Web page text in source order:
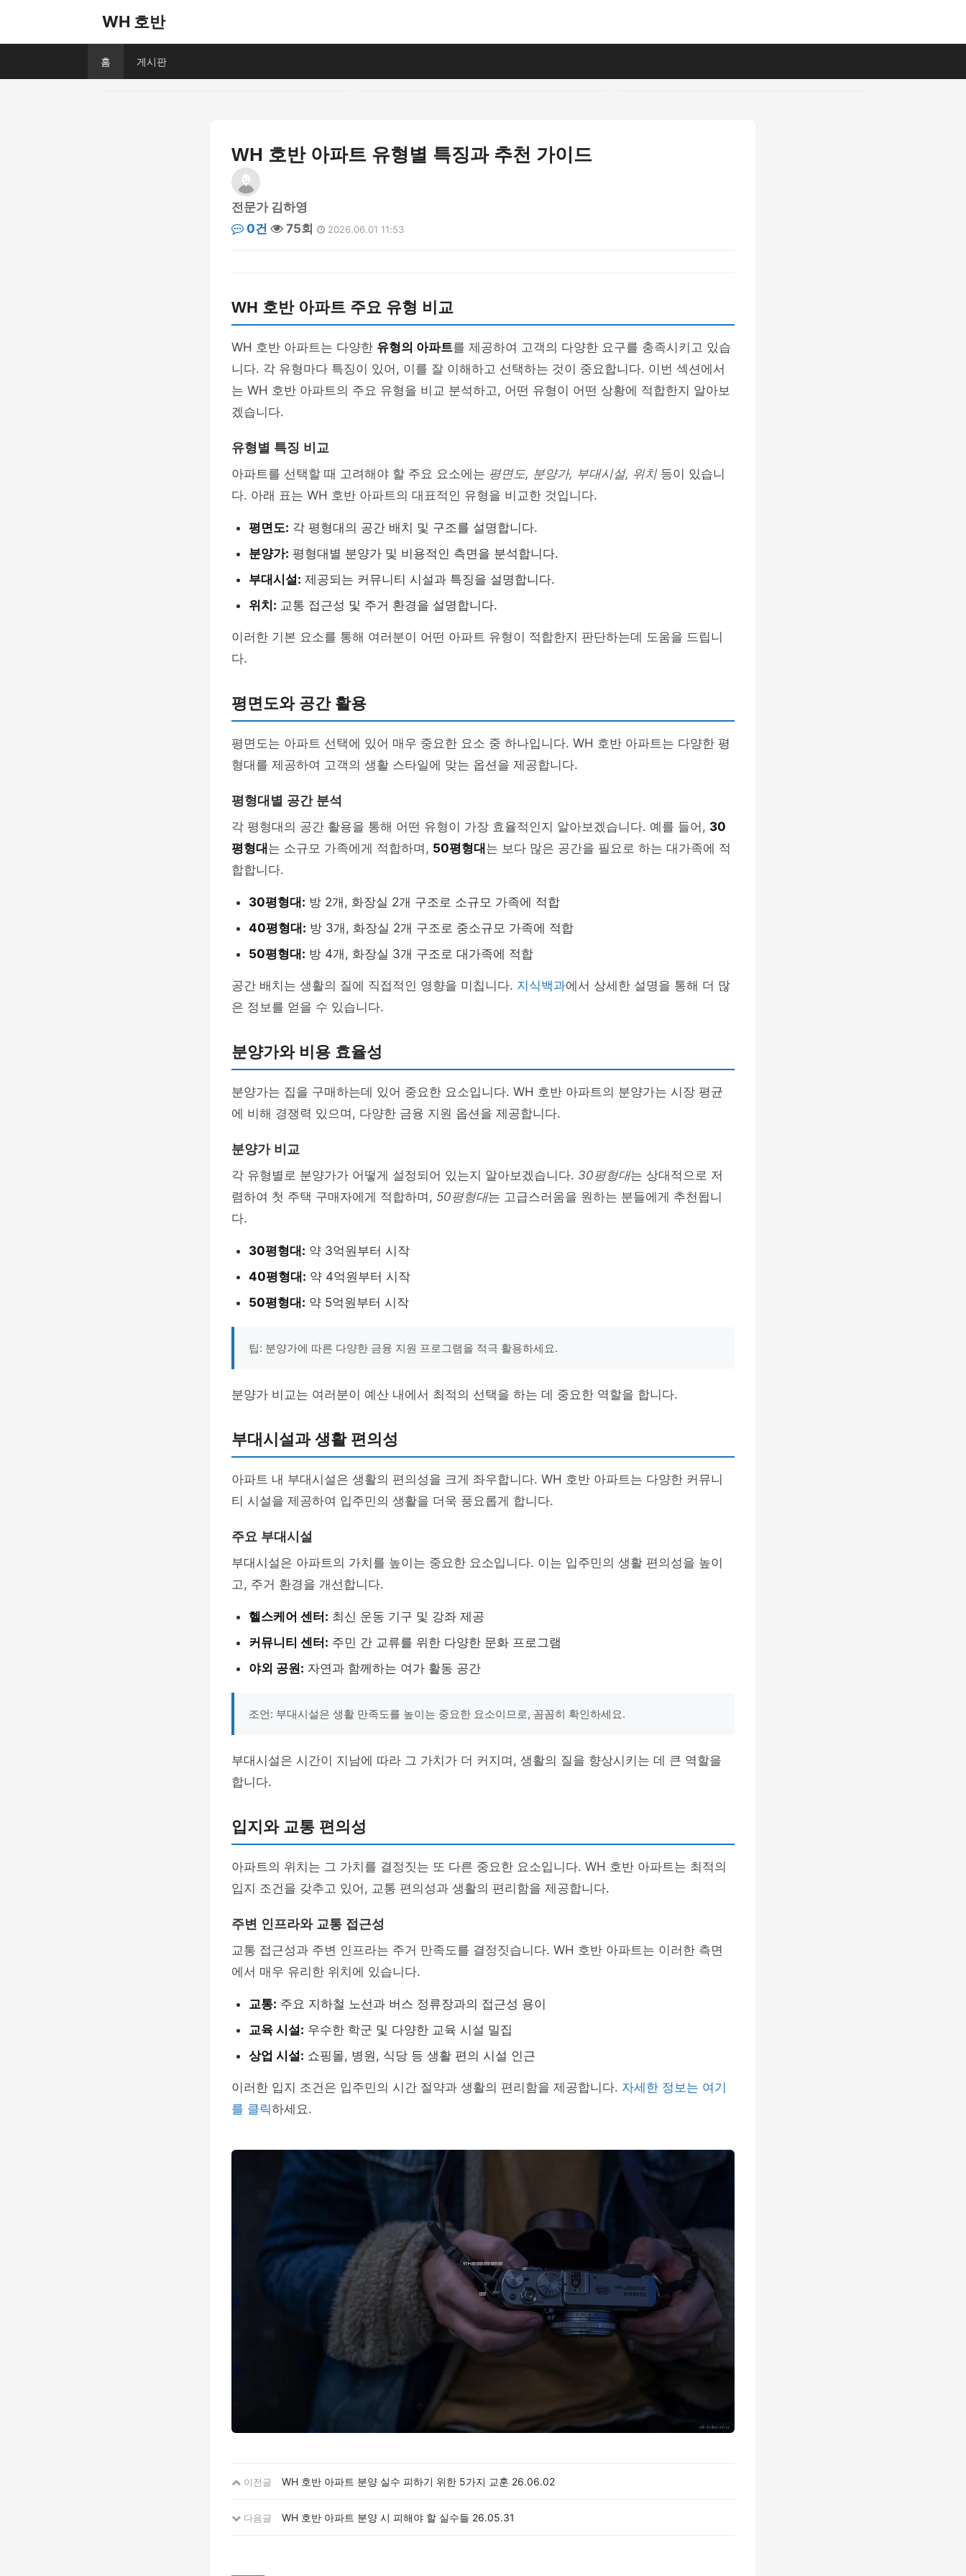
WH 호반
홈 게시판
WH 호반 아파트 유형별 특징과 추천 가이드
전문가 김하영
0건
75회 2026.06.01 11:53
WH 호반 아파트 주요 유형 비교
WH 호반 아파트는 다양한 유형의 아파트를 제공하여 고객의 다양한 요구를 충족시키고 있습
니다. 각 유형마다 특징이 있어, 이를 잘 이해하고 선택하는 것이 중요합니다. 이번 섹션에서
는 WH 호반 아파트의 주요 유형을 비교 분석하고, 어떤 유형이 어떤 상황에 적합한지 알아보
겠습니다.
유형별 특징 비교
아파트를 선택할 때 고려해야 할 주요 요소에는 평면도, 분양가, 부대시설, 위치등이 있습니
다. 아래 표는 WH 호반 아파트의 대표적인 유형을 비교한 것입니다.
평면도: 각 평형대의 공간 배치 및 구조를 설명합니다.
분양가: 평형대별 분양가 및 비용적인 측면을 분석합니다.
부대시설: 제공되는 커뮤니티 시설과 특징을 설명합니다.
위치: 교통 접근성 및 주거 환경을 설명합니다.
이러한 기본 요소를 통해 여러분이 어떤 아파트 유형이 적합한지 판단하는데 도움을 드립니
다.
평면도와 공간 활용
평면도는 아파트 선택에 있어 매우 중요한 요소 중 하나입니다. WH 호반 아파트는 다양한 평
형대를 제공하여 고객의 생활 스타일에 맞는 옵션을 제공합니다.
평형대별 공간 분석
각 평형대의 공간 활용을 통해 어떤 유형이 가장 효율적인지 알아보겠습니다. 예를 들어, 30
평형대 는 소규모 가족에게 적합하며, 50평형대 는 보다 많은 공간을 필요로 하는 대가족에 적
합합니다.
30평형대: 방 2개, 화장실 2개 구조로 소규모 가족에 적합
40평형대: 방 3개, 화장실 2개 구조로 중소규모 가족에 적합
50평형대: 방 4개, 화장실 3개 구조로 대가족에 적합
공간 배치는 생활의 질에 직접적인 영향을 미칩니다. 지식백과에서 상세한 설명을 통해 더 많
은 정보를 얻을 수 있습니다.
분양가와 비용 효율성
분양가는 집을 구매하는데 있어 중요한 요소입니다. WH 호반 아파트의 분양가는 시장 평균
에 비해 경쟁력 있으며, 다양한 금융 지원 옵션을 제공합니다.
분양가 비교
각 유형별로 분양가가 어떻게 설정되어 있는지 알아보겠습니다. 30평형대는 상대적으로 저
렴하여 첫 주택 구매자에게 적합하며, 50평형대는 고급스러움을 원하는 분들에게 추천됩니
다.
30평형대: 약 3억원부터 시작
40평형대: 약 4억원부터 시작
50평형대: 약 5억원부터 시작
팁: 분양가에 따른 다양한 금융 지원 프로그램을 적극 활용하세요.
분양가 비교는 여러분이 예산 내에서 최적의 선택을 하는 데 중요한 역할을 합니다.
부대시설과 생활 편의성
아파트 내 부대시설은 생활의 편의성을 크게 좌우합니다. WH 호반 아파트는 다양한 커뮤니
티 시설을 제공하여 입주민의 생활을 더욱 풍요롭게 합니다.
주요 부대시설
부대시설은 아파트의 가치를 높이는 중요한 요소입니다. 이는 입주민의 생활 편의성을 높이
고, 주거 환경을 개선합니다.
헬스케어 센터: 최신 운동 기구 및 강좌 제공
커뮤니티 센터: 주민 간 교류를 위한 다양한 문화 프로그램
야외 공원: 자연과 함께하는 여가 활동 공간
조언: 부대시설은 생활 만족도를 높이는 중요한 요소이므로, 꼼꼼히 확인하세요.
부대시설은 시간이 지남에 따라 그 가치가 더 커지며, 생활의 질을 향상시키는 데 큰 역할을
합니다.
입지와 교통 편의성
아파트의 위치는 그 가치를 결정짓는 또 다른 중요한 요소입니다. WH 호반 아파트는 최적의
입지 조건을 갖추고 있어, 교통 편의성과 생활의 편리함을 제공합니다.
주변 인프라와 교통 접근성
교통 접근성과 주변 인프라는 주거 만족도를 결정짓습니다. WH 호반 아파트는 이러한 측면
에서 매우 유리한 위치에 있습니다.
교통: 주요 지하철 노선과 버스 정류장과의 접근성 용이
교육 시설: 우수한 학군 및 다양한 교육 시설 밀집
상업 시설: 쇼핑몰, 병원, 식당 등 생활 편의 시설 인근
이러한 입지 조건은 입주민의 시간 절약과 생활의 편리함을 제공합니다. 자세한 정보는 여기
를 클릭하세요.
이전글 WH 호반 아파트 분양 실수 피하기 위한 5가지 교훈 26.06.02
다음글 WH 호반 아파트 분양 시 피해야 할 실수들 26.05.31